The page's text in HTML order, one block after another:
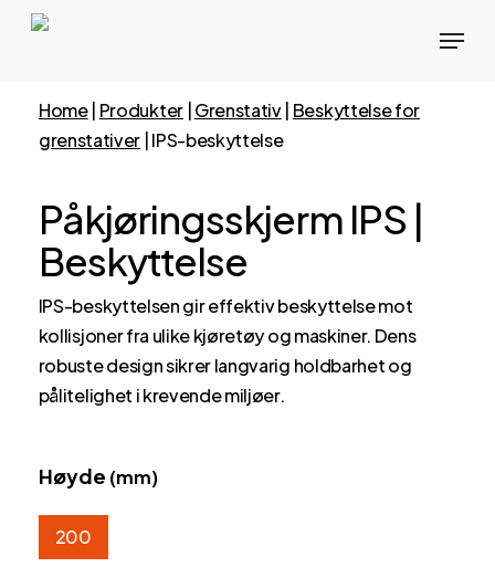
Hopp
Meny
Home| Produkter|Grenstativ| Beskyttelse for
grenstativer |IPS-beskyttelse
Påkjøringsskjerm IPS |
Beskyttelse
IPS-beskyttelsen gir effektiv beskyttelse mot
kollisjoner fra ulike kjøretøy og maskiner. Dens
robuste design sikrer langvarig holdbarhet og
pålitelighet i krevende miljøer.
Høyde (mm)
200